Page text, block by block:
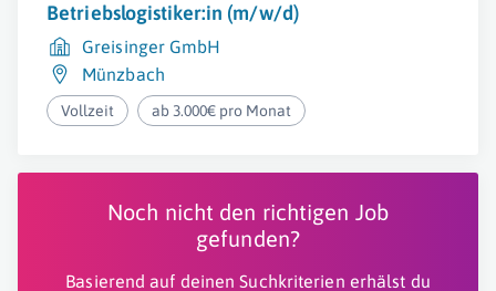
Betriebslogistiker:in (m/w/d)
Greisinger GmbH
Münzbach
Vollzeit ab 3.000€ pro Monat
Noch nicht den richtigen Job
gefunden?
Basierend auf deinen Suchkriterien erhälst du